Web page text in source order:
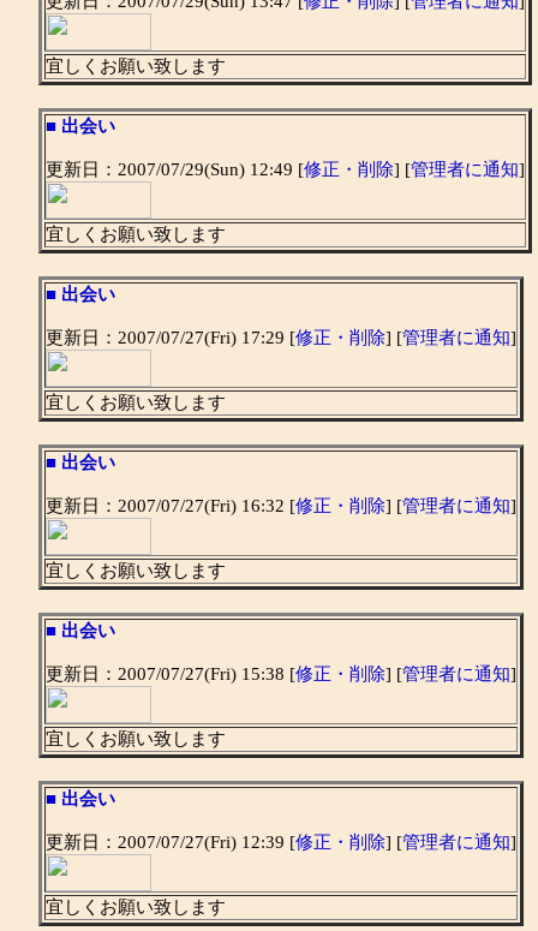
宜しくお願い致します
■ 出会い
更新日：2007/07/29(Sun) 12:49 [修正・削除] [管理者に通知]
宜しくお願い致します
■ 出会い
更新日：2007/07/27(Fri) 17:29 [修正・削除] [管理者に通知]
宜しくお願い致します
■ 出会い
更新日：2007/07/27(Fri) 16:32 [修正・削除] [管理者に通知]
宜しくお願い致します
■ 出会い
更新日：2007/07/27(Fri) 15:38 [修正・削除] [管理者に通知]
宜しくお願い致します
■ 出会い
更新日：2007/07/27(Fri) 12:39 [修正・削除] [管理者に通知]
宜しくお願い致します